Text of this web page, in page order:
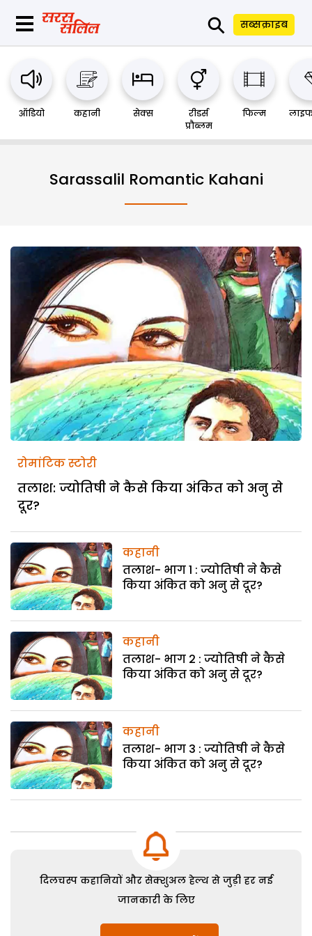
⚲ सब्सक्राइब
ऑडियो कहानी सेक्स
रीडर्स
प्रौब्लम
फिल्म
Sarassalil Romantic Kahani
रोमांटिक स्टोरी
तलाश: ज्योतिषी ने कैसे किया अंकित को अनु से
दूर?
कहानी
तलाश- भाग 1 : ज्योतिषी ने कैसे
किया अंकित को अनु से दूर?
कहानी
तलाश- भाग 2 : ज्योतिषी ने कैसे
किया अंकित को अनु से दूर?
कहानी
तलाश- भाग 3 : ज्योतिषी ने कैसे
किया अंकित को अनु से दूर?
दिलचस्प कहानियों और सेक्शुअल हेल्थ से जुड़ी हर नई
जानकारी के लिए